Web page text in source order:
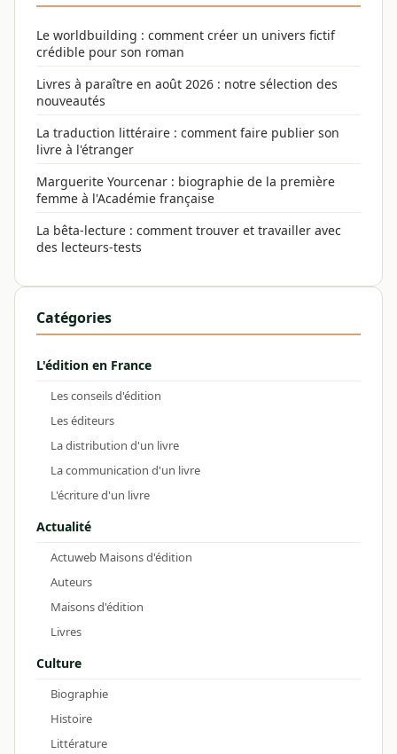
Le worldbuilding : comment créer un univers fictif
crédible pour son roman
Livres à paraître en août 2026 : notre sélection des
nouveautés
La traduction littéraire : comment faire publier son
livre à l'étranger
Marguerite Yourcenar : biographie de la première
femme à l'Académie française
La bêta-lecture : comment trouver et travailler avec
des lecteurs-tests
Catégories
L'édition en France
Les conseils d'édition
Les éditeurs
La distribution d'un livre
La communication d'un livre
L'écriture d'un livre
Actualité
Actuweb Maisons d'édition
Auteurs
Maisons d'édition
Livres
Culture
Biographie
Histoire
Littérature